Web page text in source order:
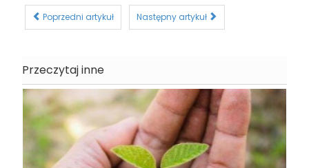
Poprzedni artykuł Następny artykuł
Przeczytaj inne